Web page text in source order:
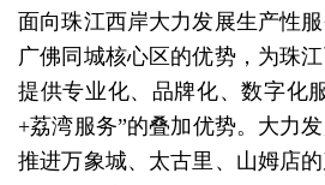
面向珠江西岸大力发展生产性
广佛同城核心区的优势，为珠
提供专业化、品牌化、数字化
+荔湾服务”的叠加优势。大力
推进万象城、太古里、山姆店